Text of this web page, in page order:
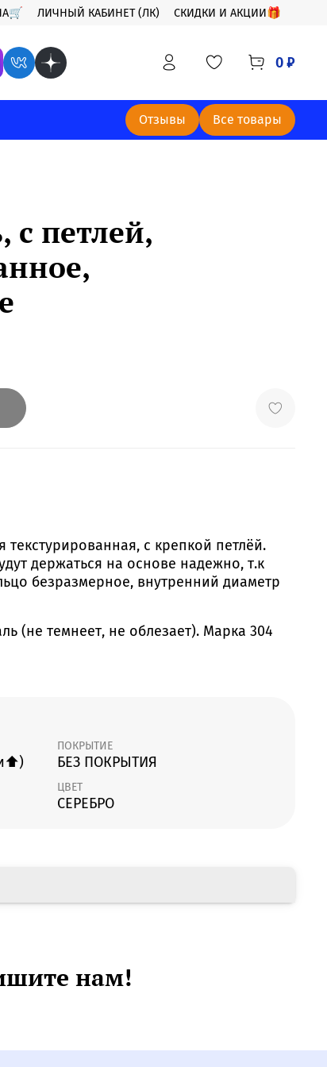
ЛИЧНЫЙ КАБИНЕТ (ЛК) СКИДКИ И АКЦИИ🎁
0 ₽
Отзывы Все товары
с петлей,
текстурированная, с крепкой петлёй.
держаться на основе надежно, т.к
безразмерное, внутренний диаметр
(не темнеет, не облезает). Марка 304
ПОКРЫТИЕ
БЕЗ ПОКРЫТИЯ
ЦВЕТ
СЕРЕБРО
нам!